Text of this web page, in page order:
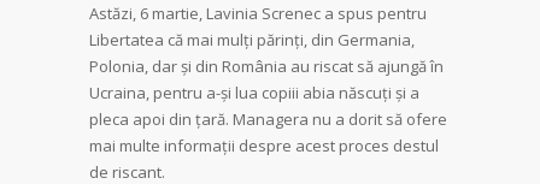
Astăzi, 6 martie, Lavinia Screnec a spus pentru
Libertatea că mai mulți părinți, din Germania,
Polonia, dar și din România au riscat să ajungă în
Ucraina, pentru a-și lua copiii abia născuți și a
pleca apoi din țară. Managera nu a dorit să ofere
mai multe informații despre acest proces destul
de riscant.